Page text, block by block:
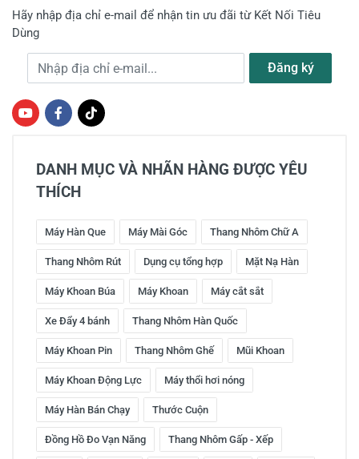
Hãy nhập địa chỉ e-mail để nhận tin ưu đãi từ Kết Nối Tiêu
Dùng
Địa chỉ e-mail Đăng ký
DANH MỤC VÀ NHÃN HÀNG ĐƯỢC YÊU
THÍCH
Máy Hàn Que Máy Mài Góc Thang Nhôm Chữ A
Thang Nhôm Rút Dụng cụ tổng hợp Mặt Nạ Hàn
Máy Khoan Búa Máy Khoan Máy cắt sắt
Xe Đẩy 4 bánh Thang Nhôm Hàn Quốc
Máy Khoan Pin Thang Nhôm Ghế Mũi Khoan
Máy Khoan Động Lực Máy thổi hơi nóng
Máy Hàn Bán Chạy Thước Cuộn
Đồng Hồ Đo Vạn Năng Thang Nhôm Gấp - Xếp